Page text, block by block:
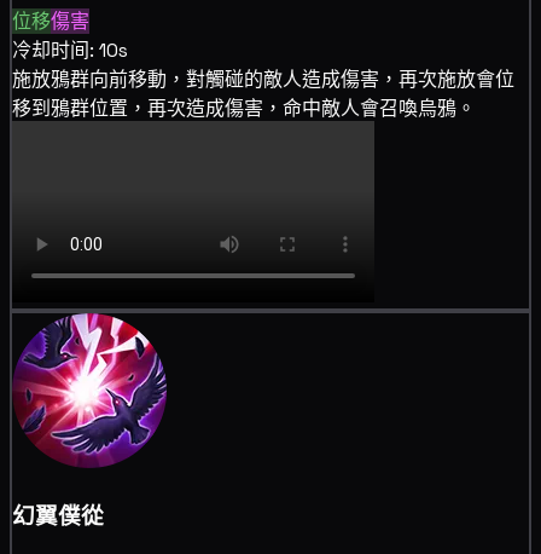
位移傷害
冷却时间: 10s
施放鴉群向前移動，對觸碰的敵人造成傷害，再次施放會位
移到鴉群位置，再次造成傷害，命中敵人會召喚烏鴉。
幻翼僕從